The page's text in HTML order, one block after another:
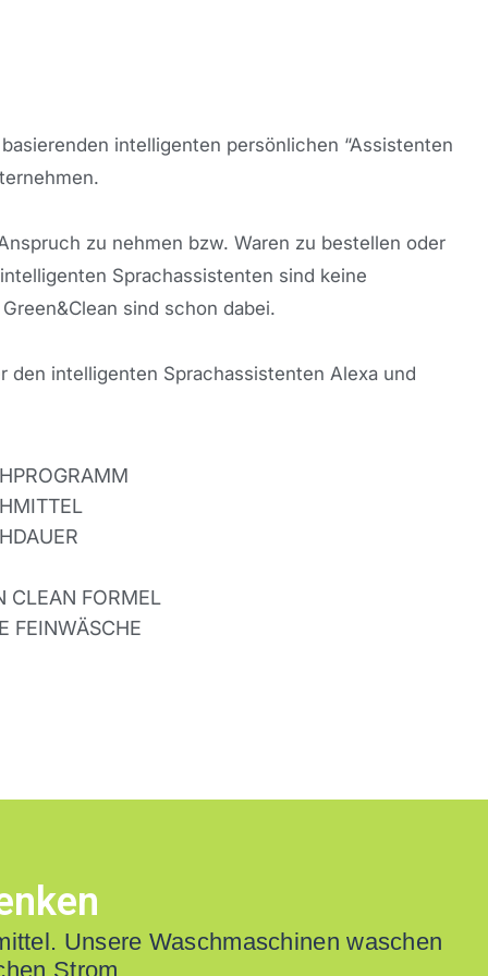
intelligenten persönlichen “Assistenten
zu nehmen bzw. Waren zu bestellen oder
Sprachassistenten sind keine
sind schon dabei.
den intelligenten Sprachassistenten Alexa und
CLEAN FORMEL
FEINWÄSCHE
Unsere Waschmaschinen waschen
Strom.